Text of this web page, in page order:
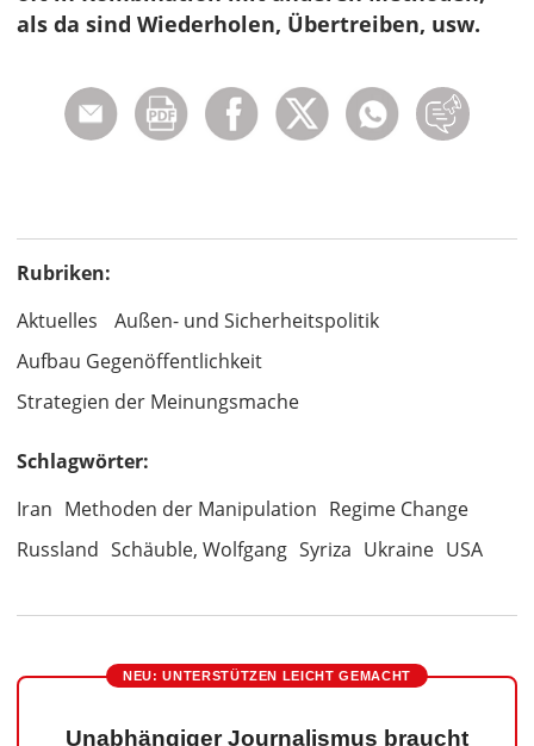
als da sind Wiederholen, Übertreiben, usw.
Rubriken:
Aktuelles
Außen- und Sicherheitspolitik
Aufbau Gegenöffentlichkeit
Strategien der Meinungsmache
Schlagwörter:
Iran Methoden der Manipulation Regime Change
Russland Schäuble, Wolfgang Syriza Ukraine USA
NEU: UNTERSTÜTZEN LEICHT GEMACHT
Unabhängiger Journalismus braucht